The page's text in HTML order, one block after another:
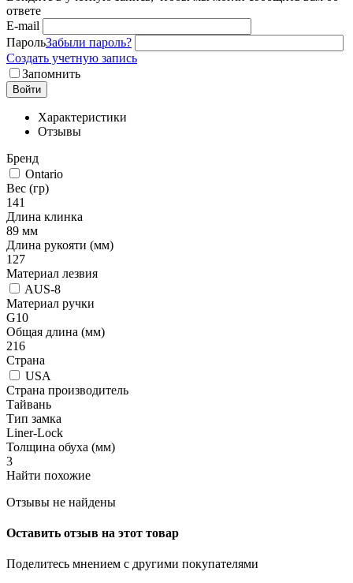
ответе
E-mail
ПарольЗабыли пароль?
Создать учетную запись
Запомнить
Войти
Характеристики
Отзывы
Бренд
Ontario
Вес (гр)
141
Длина клинка
89 мм
Длина рукояти (мм)
127
Материал лезвия
AUS-8
Материал ручки
G10
Общая длина (мм)
216
Страна
USA
Страна производитель
Тайвань
Тип замка
Liner-Lock
Толщина обуха (мм)
3
Найти похожие
Отзывы не найдены
Оставить отзыв на этот товар
Поделитесь мнением с другими покупателями